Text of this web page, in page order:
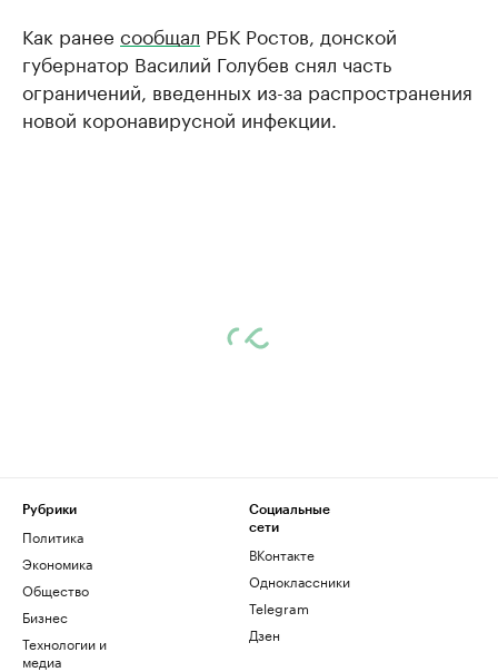
Как ранее сообщал РБК Ростов, донской
губернатор Василий Голубев снял часть
ограничений, введенных из-за распространения
новой коронавирусной инфекции.
Рубрики
Политика
Экономика
Общество
Бизнес
Технологии и
медиа
Социальные
сети
ВКонтакте
Одноклассники
Telegram
Дзен